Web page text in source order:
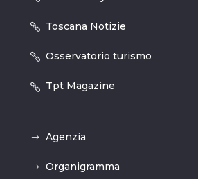
Toscana Notizie
Osservatorio turismo
Tpt Magazine
Agenzia
Organigramma